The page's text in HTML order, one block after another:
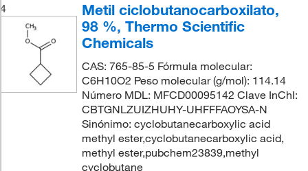
4
Metil ciclobutanocarboxilato,
98 %, Thermo Scientific
Chemicals
CAS: 765-85-5 Fórmula molecular:
C6H10O2 Peso molecular (g/mol): 114.14
Número MDL: MFCD00095142 Clave InChI:
CBTGNLZUIZHUHY-UHFFFAOYSA-N
Sinónimo: cyclobutanecarboxylic acid
methyl ester,cyclobutanecarboxylic acid,
methyl ester,pubchem23839,methyl
cyclobutane